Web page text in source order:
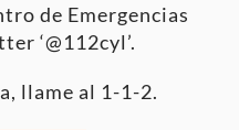
de Emergencias
‘@112cyl’.
llame al 1-1-2.